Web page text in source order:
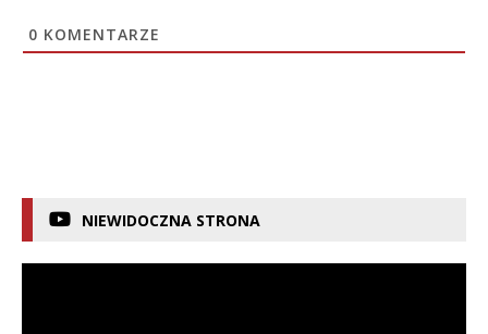
0 KOMENTARZE
NIEWIDOCZNA STRONA